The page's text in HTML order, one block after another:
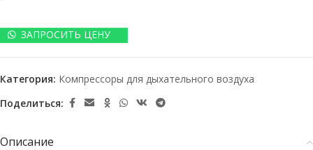
ЗАПРОСИТЬ ЦЕНУ
Категория: Компрессоры для дыхательного воздуха
Поделиться:
Описание